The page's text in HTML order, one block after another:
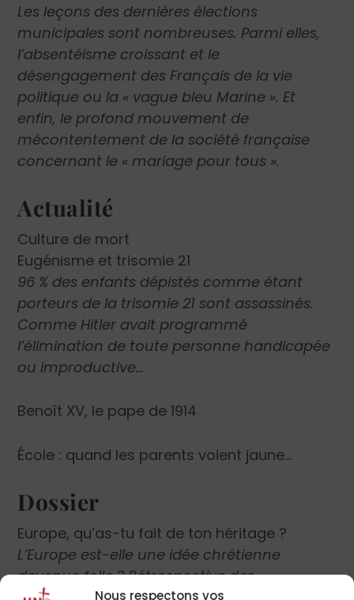
Nous respectons vos
Les leçons des dernières élections
municipales sont nombreuses. Parmi elles,
l’absentéisme croissant et le
désengagement des Français de la vie
politique ou la « vague bleu Marine ». Et
enfin, le profond mouvement de
mécontentement de la société française
concernant le « mariage pour tous ».
Actualité
Culture de mort
Eugénisme et trisomie 21
96 % des enfants dépistés comme étant
porteurs de la trisomie 21 sont assassinés.
Comme Hitler avait programmé
l’élimination de toute personne handicapée
ou improductive…
Benoît XV, le pape de 1914
École : quand les parents voient jaune…
Dossier
Europe, qu’as-tu fait de ton héritage ?
L’Europe est-elle une idée chrétienne
devenue folle ? Rétrospective des